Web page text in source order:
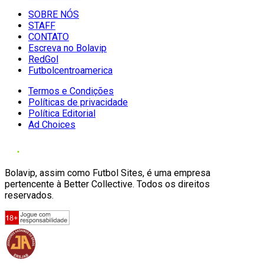
SOBRE NÓS
STAFF
CONTATO
Escreva no Bolavip
RedGol
Futbolcentroamerica
Termos e Condições
Políticas de privacidade
Política Editorial
Ad Choices
Bolavip, assim como Futbol Sites, é uma empresa
pertencente à Better Collective. Todos os direitos
reservados.